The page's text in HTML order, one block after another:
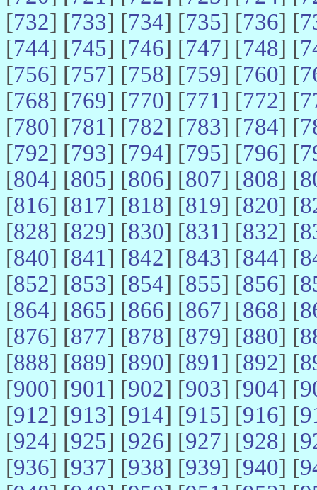
[732] [733] [734] [735] [736] [
[744] [745] [746] [747] [748] [
[756] [757] [758] [759] [760] [
[768] [769] [770] [771] [772] [
[780] [781] [782] [783] [784] [
[792] [793] [794] [795] [796] [
[804] [805] [806] [807] [808] [
[816] [817] [818] [819] [820] [
[828] [829] [830] [831] [832] [
[840] [841] [842] [843] [844] [
[852] [853] [854] [855] [856] [
[864] [865] [866] [867] [868] [
[876] [877] [878] [879] [880] [
[888] [889] [890] [891] [892] [
[900] [901] [902] [903] [904] [
[912] [913] [914] [915] [916] [
[924] [925] [926] [927] [928] [
[936] [937] [938] [939] [940] [